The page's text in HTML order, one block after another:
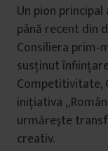
Un pion
până recent din
Consiliera
susţinut
Competitivitate,
inițiativa
urmăreşte
creativ.